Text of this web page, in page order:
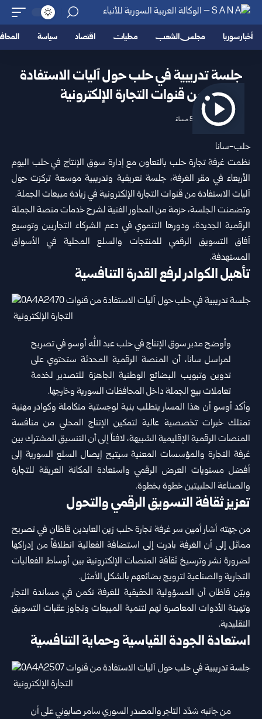
أخبار سوريا مجلس الشعب محليات اقتصاد سياسة
جلسة تدريبية في حلب حول آليات الاستفادة
من قنوات ‏التجارة الإلكترونية ‏
2026/06/24 5:27 مساءً
حلب-سانا‏
نظمت غرفة تجارة حلب بالتعاون مع إدارة سوق الإنتاج ‏في حلب اليوم
الأربعاء في مقر الغرفة، جلسة تعريفية ‏وتدريبية موسعة تركزت حول
آليات الاستفادة من قنوات ‏التجارة الإلكترونية في زيادة مبيعات الجملة‎.‎
وتضمنت الجلسة، حزمة من المحاور الفنية لشرح ‏خدمات منصة الجملة
الرقمية الجديدة، ودورها التنموي ‏في دعم الشركاء التجاريين وتوسيع
آفاق التسويق الرقمي ‏للمنتجات والسلع المحلية في الأسواق
المستهدفة‎.‎
تأهيل الكوادر لرفع القدرة التنافسية
وأوضح مدير سوق الإنتاج في حلب عبد الله أوسو في ‏تصريح
لمراسل سانا، أن المنصة الرقمية المحدثة ‏ستحتوي على
تدوين وتبويب البضائع الوطنية الجاهزة ‏للتصدير لخدمة
تعاملات بيع الجملة داخل المحافظات ‏السورية وخارجها‎.‎
وأكد أوسو أن هذا المسار يتطلب بنية لوجستية متكاملة ‏وكوادر مهنية
تمتلك خبرات تخصصية عالية لتمكين ‏الإنتاج المحلي من منافسة
المنصات الرقمية الإقليمية ‏الشبيهة، لافتاً إلى أن التنسيق المشترك بين
غرفة التجارة ‏والمؤسسات المعنية سيتيح إيصال السلع السورية إلى
‏أفضل مستويات العرض الرقمي واستعادة المكانة العريقة ‏للتجارة
والصناعة الحلبيتين خطوة بخطوة‎.‎
تعزيز ثقافة التسويق الرقمي والتحول
من جهته أشار أمين سر غرفة تجارة حلب زين العابدين ‏قاظان في تصريح
مماثل إلى أن الغرفة بادرت إلى ‏استضافة الفعالية انطلاقاً من إدراكها
لضرورة نشر ‏وترسيخ ثقافة المنصات الإلكترونية بين أوساط الفعاليات
‏التجارية والصناعية لترويج بضائعهم بالشكل الأمثل‎.‎
وبيّن قاظان أن المسؤولية الحقيقية للغرفة تكمن في ‏مساندة التجار
وتهيئة الأدوات المعاصرة لهم لتنمية ‏المبيعات وتجاوز عقبات التسويق
التقليدية‎.‎
استعادة الجودة القياسية وحماية التنافسية
من جانبه شدّد التاجر والمصدر السوري سامر صابوني ‏على أن